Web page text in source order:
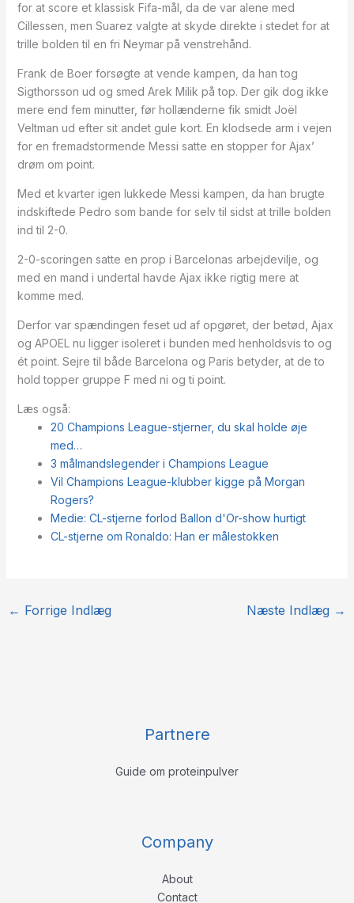
for at score et klassisk Fifa-mål, da de var alene med
Cillessen, men Suarez valgte at skyde direkte i stedet for at
trille bolden til en fri Neymar på venstrehånd.
Frank de Boer forsøgte at vende kampen, da han tog
Sigthorsson ud og smed Arek Milik på top. Der gik dog ikke
mere end fem minutter, før hollænderne fik smidt Joël
Veltman ud efter sit andet gule kort. En klodsede arm i vejen
for en fremadstormende Messi satte en stopper for Ajax’
drøm om point.
Med et kvarter igen lukkede Messi kampen, da han brugte
indskiftede Pedro som bande for selv til sidst at trille bolden
ind til 2-0.
2-0-scoringen satte en prop i Barcelonas arbejdevilje, og
med en mand i undertal havde Ajax ikke rigtig mere at
komme med.
Derfor var spændingen feset ud af opgøret, der betød, Ajax
og APOEL nu ligger isoleret i bunden med henholdsvis to og
ét point. Sejre til både Barcelona og Paris betyder, at de to
hold topper gruppe F med ni og ti point.
Læs også:
20 Champions League-stjerner, du skal holde øje
med…
3 målmandslegender i Champions League
Vil Champions League-klubber kigge på Morgan
Rogers?
Medie: CL-stjerne forlod Ballon d'Or-show hurtigt
CL-stjerne om Ronaldo: Han er målestokken
← Forrige Indlæg Næste Indlæg →
Partnere
Guide om proteinpulver
Company
About
Contact